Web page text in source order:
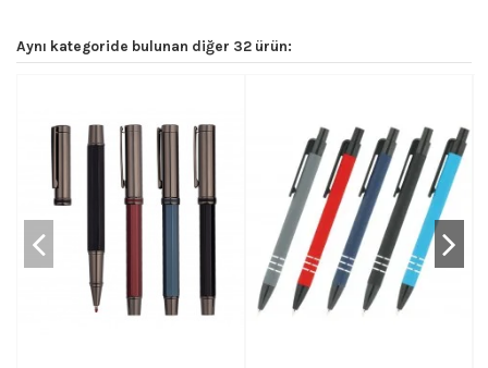
Aynı kategoride bulunan diğer 32 ürün: